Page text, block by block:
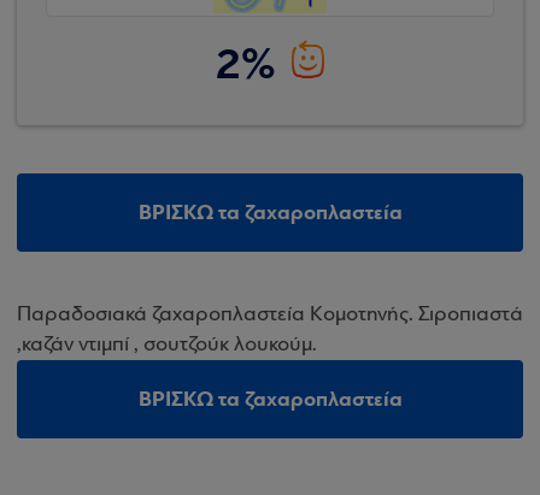
2%
ΒΡΙΣΚΩ τα ζαχαροπλαστεία
Παραδοσιακά ζαχαροπλαστεία Κομοτηνής. Σιροπιαστά
,καζάν ντιμπί , σουτζούκ λουκούμ.
ΒΡΙΣΚΩ τα ζαχαροπλαστεία